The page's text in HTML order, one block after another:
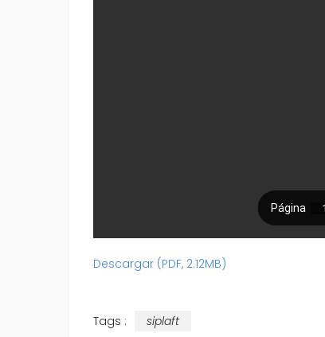
Descargar (PDF, 2.12MB)
Tags : siplaft